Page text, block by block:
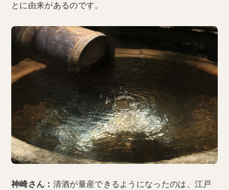
とに由来があるのです。
神崎さん： 清酒が量産できるようになったのは、江戸